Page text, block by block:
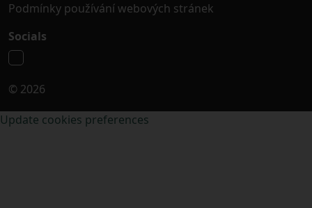
Podmínky používání webových stránek
Socials
© 2026
Update cookies preferences